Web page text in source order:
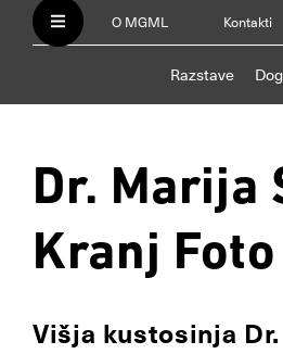
O MGML Kontakti
Razstave
Dr. Marija
Kranj
Višja kustosinja